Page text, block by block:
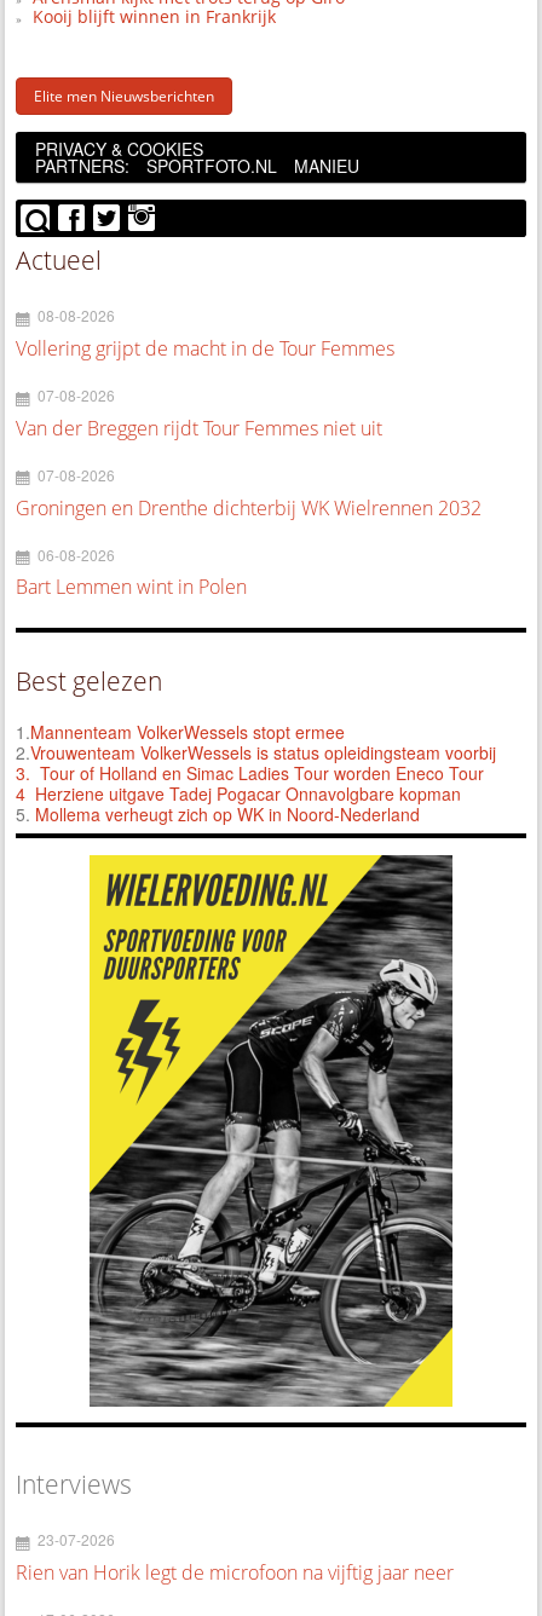
Kooij blijft winnen in Frankrijk
Elite men Nieuwsberichten
PRIVACY & COOKIES
PARTNERS: SPORTFOTO.NL MANIEU
Actueel
08-08-2026
Vollering grijpt de macht in de Tour Femmes
07-08-2026
Van der Breggen rijdt Tour Femmes niet uit
07-08-2026
Groningen en Drenthe dichterbij WK Wielrennen 2032
06-08-2026
Bart Lemmen wint in Polen
Best gelezen
1.Mannenteam VolkerWessels stopt ermee
2.Vrouwenteam VolkerWessels is status opleidingsteam voorbij
3. Tour of Holland en Simac Ladies Tour worden Eneco Tour
4 Herziene uitgave Tadej Pogacar Onnavolgbare kopman
5. Mollema verheugt zich op WK in Noord-Nederland
Interviews
23-07-2026
Rien van Horik legt de microfoon na vijftig jaar neer